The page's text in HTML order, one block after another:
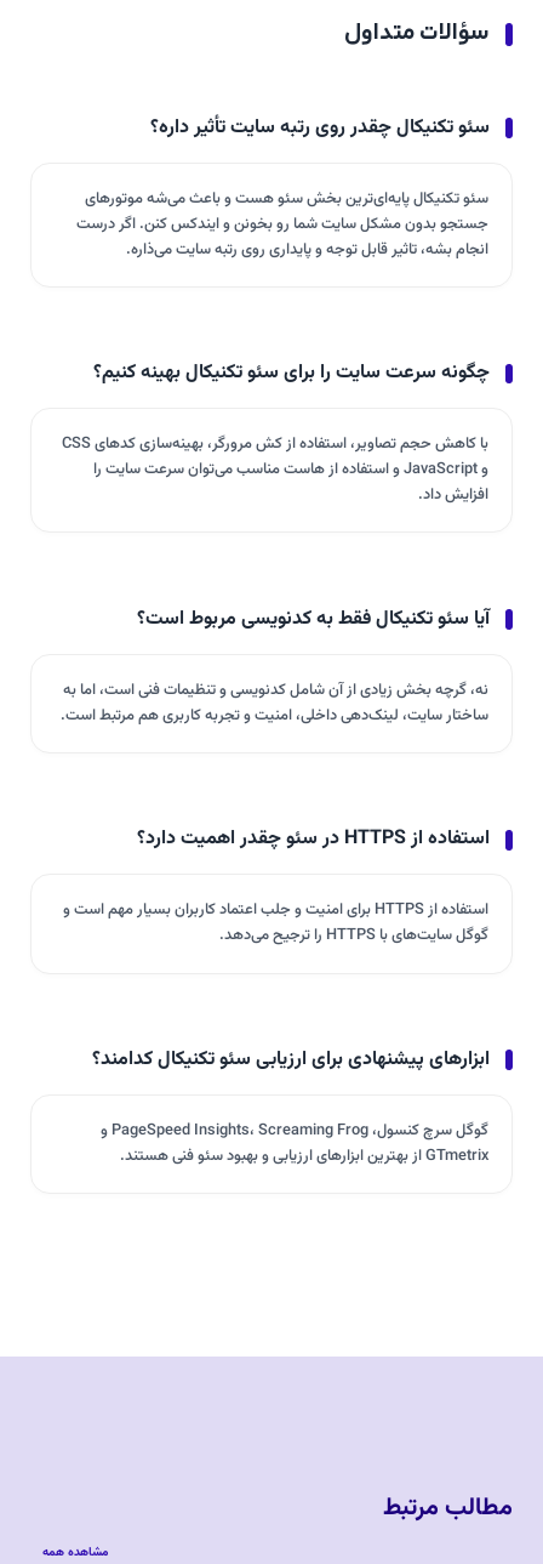
سؤالات متداول
سئو تکنیکال چقدر روی رتبه سایت تأثیر داره؟
سئو تکنیکال پایه‌ای‌ترین بخش سئو هست و باعث می‌شه موتورهای
جستجو بدون مشکل سایت شما رو بخونن و ایندکس کنن. اگر درست
انجام بشه، تاثیر قابل توجه و پایداری روی رتبه سایت می‌ذاره.
چگونه سرعت سایت را برای سئو تکنیکال بهینه کنیم؟
با کاهش حجم تصاویر، استفاده از کش مرورگر، بهینه‌سازی کدهای CSS
و JavaScript و استفاده از هاست مناسب می‌توان سرعت سایت را
افزایش داد.
آیا سئو تکنیکال فقط به کدنویسی مربوط است؟
نه، گرچه بخش زیادی از آن شامل کدنویسی و تنظیمات فنی است، اما به
ساختار سایت، لینک‌دهی داخلی، امنیت و تجربه کاربری هم مرتبط است.
استفاده از HTTPS در سئو چقدر اهمیت دارد؟
استفاده از HTTPS برای امنیت و جلب اعتماد کاربران بسیار مهم است و
گوگل سایت‌های با HTTPS را ترجیح می‌دهد.
ابزارهای پیشنهادی برای ارزیابی سئو تکنیکال کدامند؟
گوگل سرچ کنسول، PageSpeed Insights، Screaming Frog و
GTmetrix از بهترین ابزارهای ارزیابی و بهبود سئو فنی هستند.
مطالب مرتبط
مشاهده همه